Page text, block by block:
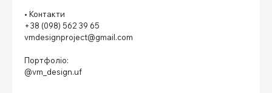
• Контакти
+38 (098) 562 39 65
vmdesignproject@gmail.com
Портфоліо:
@vm_design.uf